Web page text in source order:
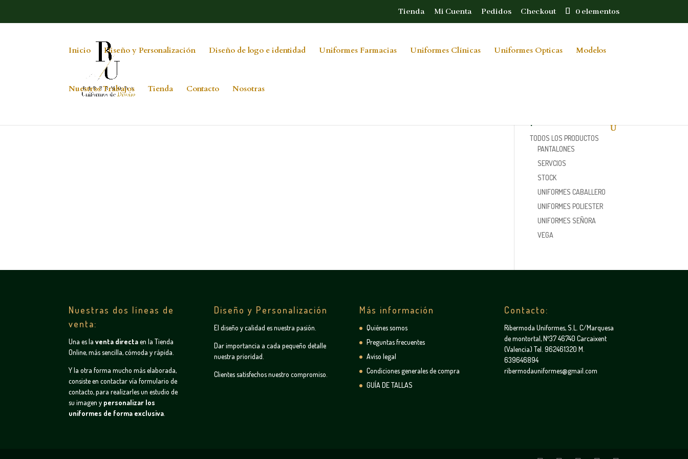
Tienda Mi Cuenta Pedidos Checkout 0 elementos
Inicio Diseño y Personalización Diseño de logo e identidad Uniformes Farmacias Uniformes Clínicas Uniformes Opticas Modelos
Nuestros Trabajos Tienda Contacto Nosotras
elcarmen2
TODOS LOS PRODUCTOS
PANTALONES
SERVCIOS
STOCK
UNIFORMES CABALLERO
UNIFORMES POLIESTER
UNIFORMES SEÑORA
VEGA
Nuestras dos líneas de
venta:
Una es laventa directaen laTienda
Online, más sencilla, cómoda y rápida.
Y la otra forma mucho más elaborada,
consiste en contactar víaformulario de
contacto, para realizarles un estudio de
su imagen y personalizar los
uniformes de forma exclusiva
Diseño y Personalización
El diseño y calidad es nuestra pasión.
Dar importancia a cada pequeño detalle
nuestra prioridad.
Clientes satisfechos nuestro compromiso.
Más información
Quiénes somos
Preguntas frecuentes
Aviso legal
Condiciones generales de compra
GUÍA DE TALLAS
Contacto:
Ribermoda Uniformes, S.L. C/Marquesa
de montortal, Nº37 46740 Carcaixent
(Valencia) Tel. 962461320 M.
639646894
ribermodauniformes@gmail.com